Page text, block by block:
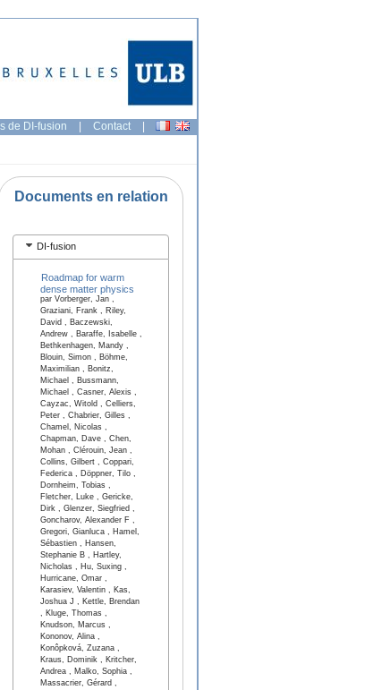
de DI-fusion | Contact |
Documents en relation
DI-fusion
Roadmap for warm
dense matter physics
par Vorberger, Jan ,
Graziani, Frank , Riley,
David , Baczewski,
Andrew , Baraffe, Isabelle ,
Bethkenhagen, Mandy ,
Blouin, Simon , Böhme,
Maximilian , Bonitz,
Michael , Bussmann,
Michael , Casner, Alexis ,
Cayzac, Witold , Celliers,
Peter , Chabrier, Gilles ,
Chamel, Nicolas ,
Chapman, Dave , Chen,
Mohan , Clérouin, Jean ,
Collins, Gilbert , Coppari,
Federica , Döppner, Tilo ,
Dornheim, Tobias ,
Fletcher, Luke , Gericke,
Dirk , Glenzer, Siegfried ,
Goncharov, Alexander F ,
Gregori, Gianluca , Hamel,
Sébastien , Hansen,
Stephanie B , Hartley,
Nicholas , Hu, Suxing ,
Hurricane, Omar ,
Karasiev, Valentin , Kas,
Joshua J , Kettle, Brendan
, Kluge, Thomas ,
Knudson, Marcus ,
Kononov, Alina ,
Konôpková, Zuzana ,
Kraus, Dominik , Kritcher,
Andrea , Malko, Sophia ,
Massacrier, Gérard ,